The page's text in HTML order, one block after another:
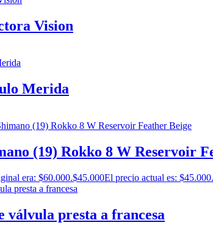
Vision
Merida
(19) Rokko 8 W Reservoir
era: $60.000.$45.000El precio actual es: $45.000.
válvula presta a francesa